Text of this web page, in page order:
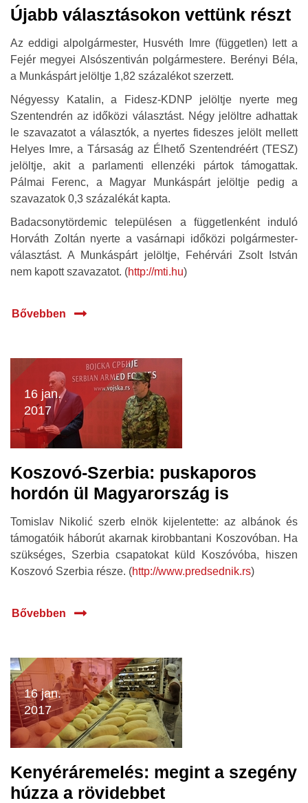
Újabb választásokon vettünk részt
Az eddigi alpolgármester, Husvéth Imre (független) lett a
Fejér megyei Alsószentiván polgármestere. Berényi Béla,
a Munkáspárt jelöltje 1,82 százalékot szerzett.
Négyessy Katalin, a Fidesz-KDNP jelöltje nyerte meg
Szentendrén az időközi választást. Négy jelöltre adhattak
le szavazatot a választók, a nyertes fideszes jelölt mellett
Helyes Imre, a Társaság az Élhető Szentendréért (TESZ)
jelöltje, akit a parlamenti ellenzéki pártok támogattak.
Pálmai Ferenc, a Magyar Munkáspárt jelöltje pedig a
szavazatok 0,3 százalékát kapta.
Badacsonytördemic településen a függetlenként induló
Horváth Zoltán nyerte a vasárnapi időközi polgármester-
választást. A Munkáspárt jelöltje, Fehérvári Zsolt István
nem kapott szavazatot. (http://mti.hu)
Bővebben
16 jan.
2017
Koszovó-Szerbia: puskaporos
hordón ül Magyarország is
Tomislav Nikolić szerb elnök kijelentette: az albánok és
támogatóik háborút akarnak kirobbantani Koszovóban. Ha
szükséges, Szerbia csapatokat küld Koszóvóba, hiszen
Koszovó Szerbia része. (http://www.predsednik.rs)
Bővebben
16 jan.
2017
Kenyéráremelés: megint a szegény
húzza a rövidebbet